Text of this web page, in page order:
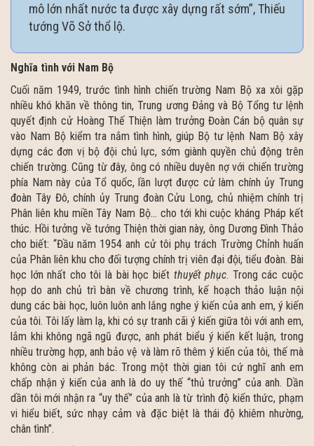
mô lớn nhất nước ta được xây dựng rất sớm”, Thiếu
tướng Võ Sở thổ lộ.
Nghĩa tình với Nam Bộ
Cuối năm 1949, trước tình hình chiến trường Nam Bộ xa xôi gặp
nhiều khó khăn về thông tin, Trung ương Đảng và Bộ Tổng tư lệnh
quyết định cử Hoàng Thế Thiện làm trưởng Đoàn Cán bộ quân sự
vào Nam Bộ kiểm tra nắm tình hình, giúp Bộ tư lệnh Nam Bộ xây
dựng các đơn vị bộ đội chủ lực, sớm giành quyền chủ động trên
chiến trường. Cũng từ đây, ông có nhiều duyên nợ với chiến trường
phía Nam này của Tổ quốc, lần lượt được cử làm chính ủy Trung
đoàn Tây Đô, chính ủy Trung đoàn Cửu Long, chủ nhiệm chính trị
Phân liên khu miền Tây Nam Bộ… cho tới khi cuộc kháng Pháp kết
thúc. Hồi tưởng về tướng Thiện thời gian này, ông Dương Đình Thảo
cho biết: “Đầu năm 1954 anh cử tôi phụ trách Trường Chỉnh huấn
của Phân liên khu cho đối tượng chính trị viên đại đội, tiểu đoàn. Bài
học lớn nhất cho tôi là bài học biết thuyết phục. Trong các cuộc
họp do anh chủ trì bàn về chương trình, kế hoạch thảo luận nội
dung các bài học, luôn luôn anh lắng nghe ý kiến của anh em, ý kiến
của tôi. Tôi lấy làm lạ, khi có sự tranh cãi ý kiến giữa tôi với anh em,
lắm khi không ngã ngũ được, anh phát biểu ý kiến kết luận, trong
nhiều trường hợp, anh bảo vệ và làm rõ thêm ý kiến của tôi, thế mà
không còn ai phản bác. Trong một thời gian tôi cứ nghĩ anh em
chấp nhận ý kiến của anh là do uy thế “thủ trưởng” của anh. Dần
dần tôi mới nhận ra “uy thế” của anh là từ trình độ kiến thức, phạm
vi hiểu biết, sức nhạy cảm và đặc biệt là thái độ khiêm nhường,
chân tình”.